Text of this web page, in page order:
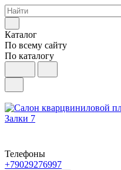
Каталог
По всему сайту
По каталогу
Телефоны
+79029276997